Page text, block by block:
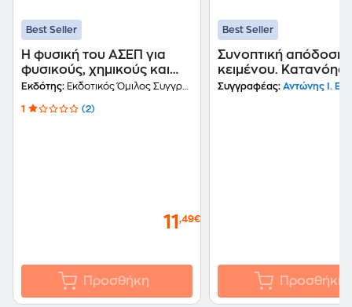
Best Seller
Η φυσική του ΑΣΕΠ για
φυσικούς, χημικούς και
γεωλόγους
Εκδότης: Εκδοτικός Όμιλος Συγγραφέων Καθηγητών
1 (2)
11 ,49€
Προσθήκη
Best Seller
Συνοπτική απόδοση
κειμένου.
κειμένου
Συγγραφέας: Αντώνης Ι.
Προσθήκη